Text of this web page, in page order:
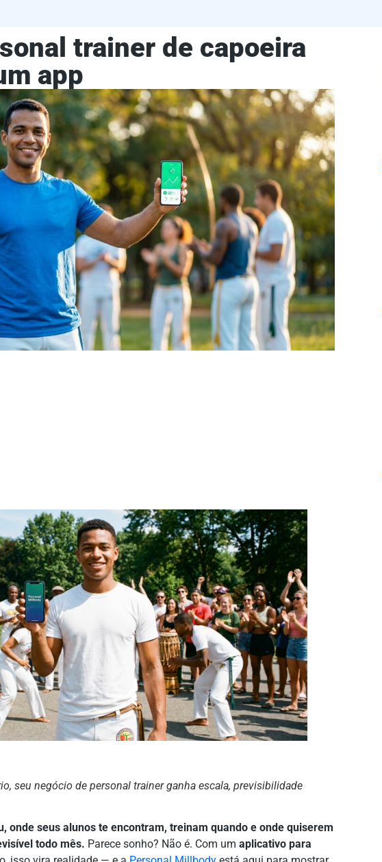
trainer de capoeira
app
seu negócio de personal trainer ganha escala, previsibilidade
onde seus alunos te encontram, treinam quando e onde quiserem
todo mês. Parece sonho? Não é. Com um aplicativo para